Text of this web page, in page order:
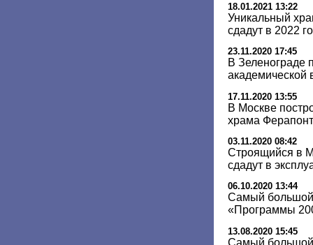
18.01.2021 13:22
Уникальный
сдадут в 2022
23.11.2020 17:45
В Зеленограде
академической
17.11.2020 13:55
В Москве
храма
03.11.2020 08:42
Строящийся в
сдадут в
06.10.2020 13:44
Самый большой
«Программы
13.08.2020 15:45
Самый